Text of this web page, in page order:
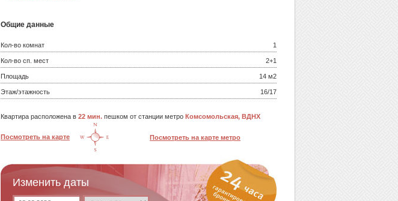
Общие данные
Кол-во комнат 1
Кол-во сп. мест 2+1
Площадь 14 м2
Этаж/этажность 16/17
Квартира расположена в 22 мин. пешком от станции метро Комсомольская, ВДНХ
Посмотреть на карте Посмотреть на карте метро
Изменить даты